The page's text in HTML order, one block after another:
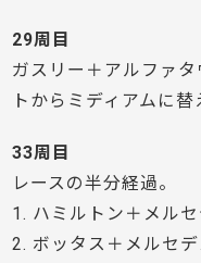
29周目
ガスリー＋アルファタ
トからミディアムに
33周目
レースの半分経過。
1. ハミルトン＋メルセ
2. ボッタス＋メルセデ